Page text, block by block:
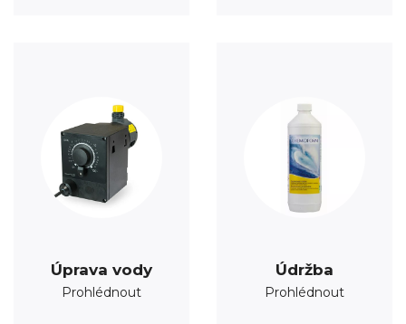
Úprava vody
Prohlédnout
Údržba
Prohlédnout